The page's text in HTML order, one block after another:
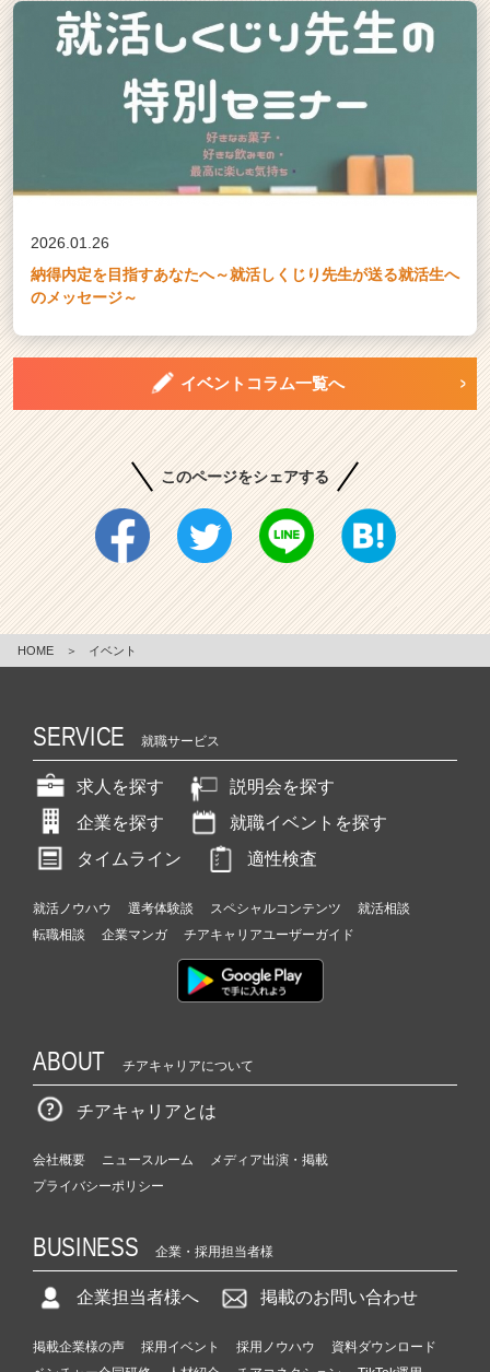
2026.01.26
納得内定を目指すあなたへ～就活しくじり先生が送る就活生へ
のメッセージ～
イベントコラム一覧へ
このページをシェアする
HOME ＞ イベント
SERVICE 就職サービス
求人を探す
説明会を探す
企業を探す
就職イベントを探す
タイムライン
適性検査
就活ノウハウ 選考体験談 スペシャルコンテンツ
就活相談
転職相談
企業マンガ チアキャリアユーザーガイド
ABOUT チアキャリアについて
チアキャリアとは
会社概要 ニュースルーム
メディア出演・掲載
プライバシーポリシー
BUSINESS 企業・採用担当者様
企業担当者様へ 掲載のお問い合わせ
掲載企業様の声 採用イベント 採用ノウハウ
資料ダウンロード